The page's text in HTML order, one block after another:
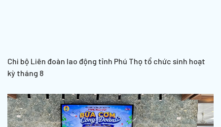
Chi bộ Liên đoàn lao động tỉnh Phú Thọ tổ chức sinh hoạt
kỳ tháng 8